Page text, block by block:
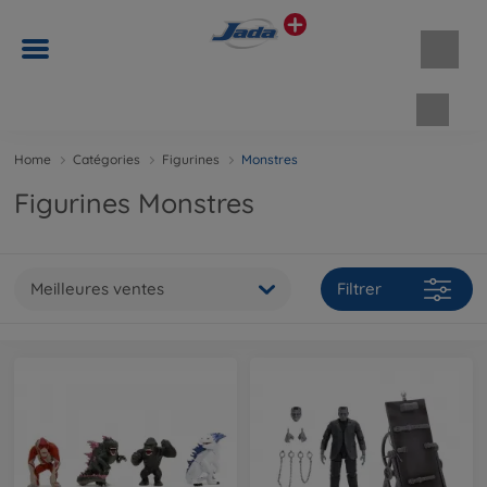
Home Catégories Figurines Monstres
Figurines Monstres
Meilleures ventes Filtrer